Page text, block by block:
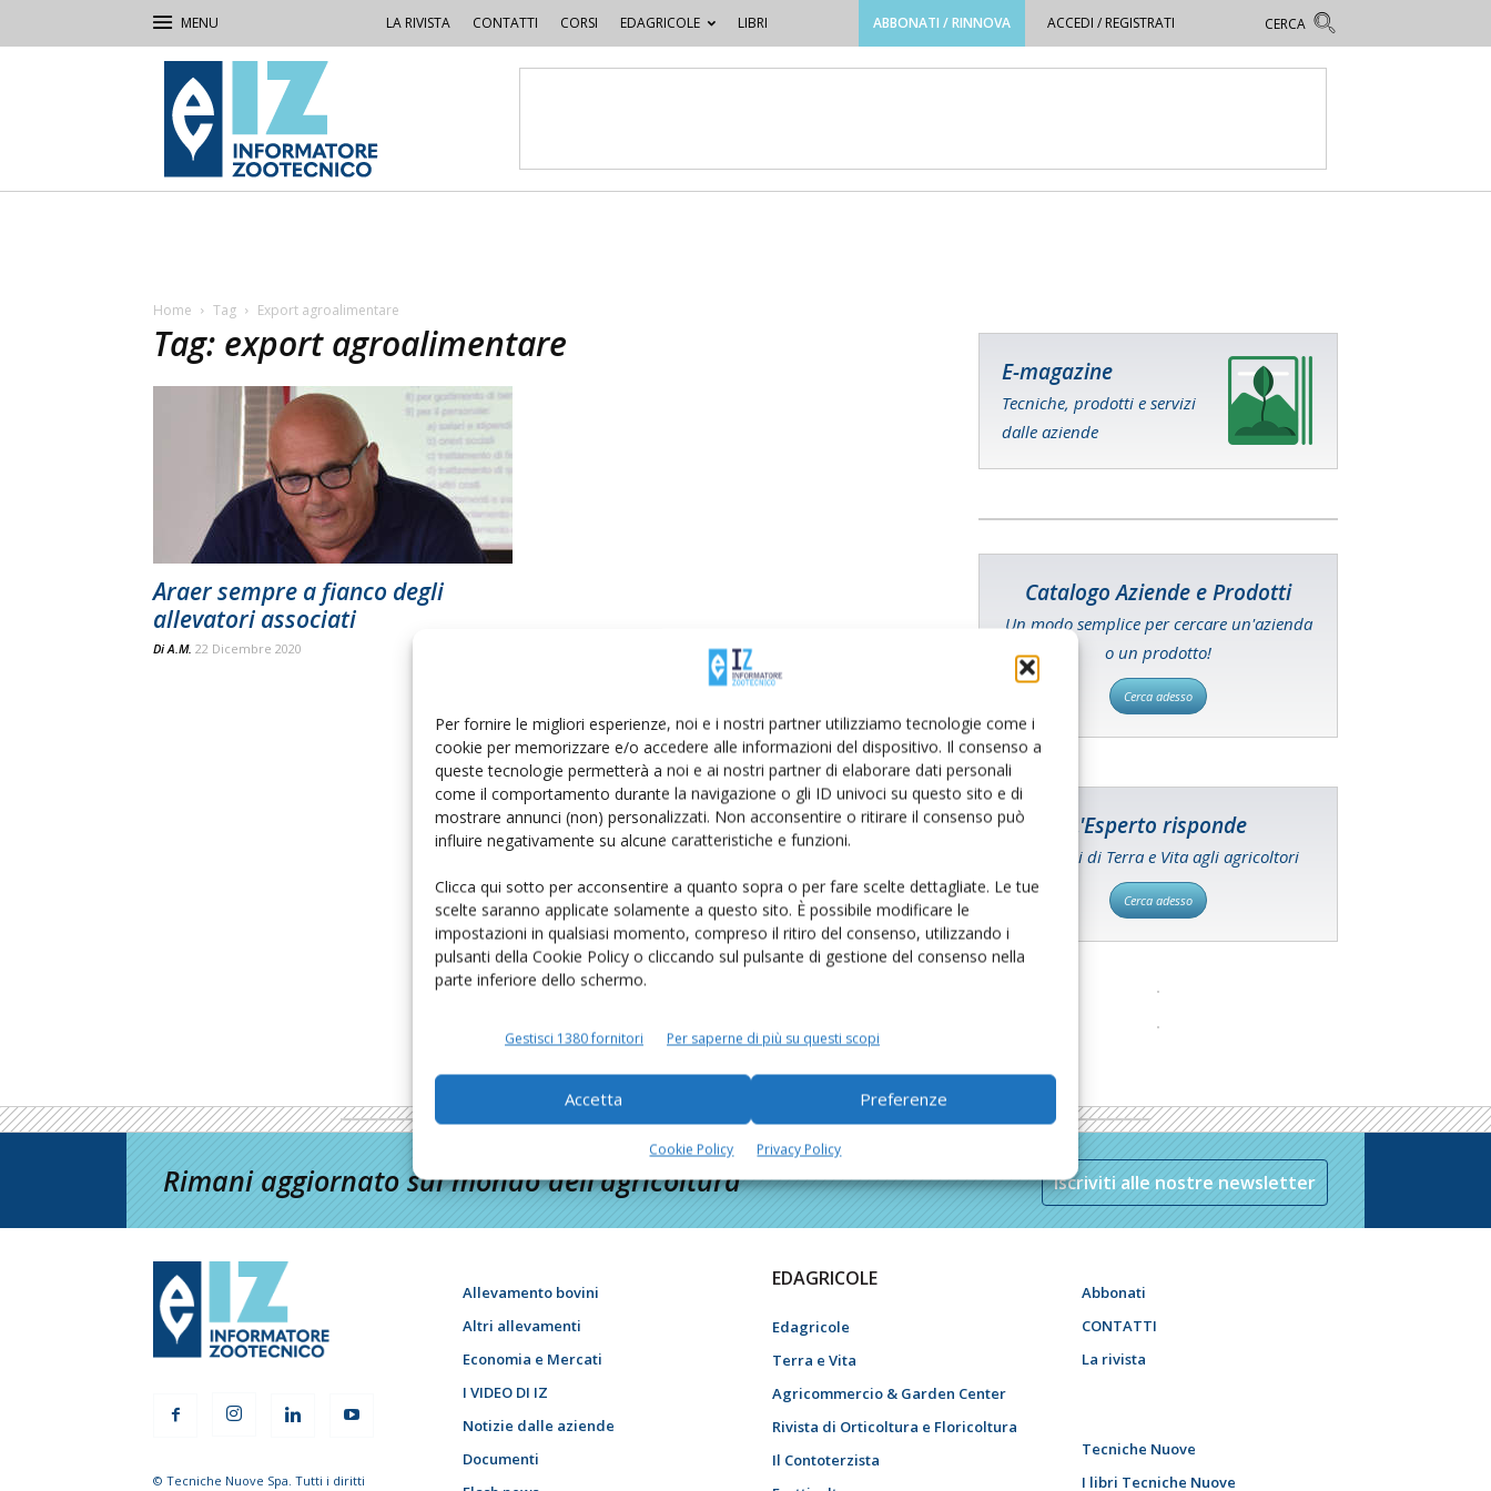
Per fornire le migliori esperienze, noi e i nostri partner utilizziamo tecnologie come i
cookie per memorizzare e/o accedere alle informazioni del dispositivo. Il consenso a
queste tecnologie permetterà a noi e ai nostri partner di elaborare dati personali
come il comportamento durante la navigazione o gli ID univoci su questo sito e di
mostrare annunci (non) personalizzati. Non acconsentire o ritirare il consenso può
influire negativamente su alcune caratteristiche e funzioni.
Clicca qui sotto per acconsentire a quanto sopra o per fare scelte dettagliate. Le tue
scelte saranno applicate solamente a questo sito. È possibile modificare le
impostazioni in qualsiasi momento, compreso il ritiro del consenso, utilizzando i
pulsanti della Cookie Policy o cliccando sul pulsante di gestione del consenso nella
parte inferiore dello schermo.
Gestisci 1380 fornitori Per saperne di più su questi scopi
Accetta Preferenze
Cookie Policy Privacy Policy
LA RIVISTA CONTATTI CORSI EDAGRICOLE LIBRI ABBONATI / RINNOVA ACCEDI / REGISTRATI
IZ
Informatore
Zootecnico
Home Tag Export agroalimentare
Tag: export agroalimentare
Araer sempre a fianco degli
allevatori associati
DiA.M. 22 Dicembre 2020
E-magazine
Tecniche, prodotti e servizi
dalle aziende
Catalogo Aziende e Prodotti
Un modo semplice per cercare un'azienda
o un prodotto!
Cerca adesso
L'Esperto risponde
I consigli di Terra e Vita agli agricoltori
Cerca adesso
Rimani aggiornato sul mondo dell’agricoltura Iscriviti alle nostre newsletter
© Tecniche Nuove Spa. Tutti i diritti
Allevamento bovini
Altri allevamenti
Economia e Mercati
I VIDEO DI IZ
Notizie dalle aziende
Documenti
EDAGRICOLE
Edagricole
Terra e Vita
Agricommercio & Garden Center
Rivista di Orticoltura e Floricoltura
Il Contoterzista
Abbonati
CONTATTI
La rivista
Tecniche Nuove
I libri Tecniche Nuove